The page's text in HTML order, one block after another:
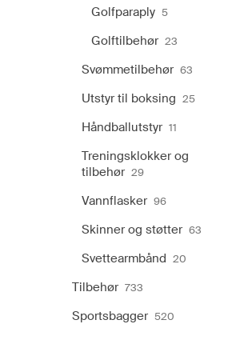
Golfparaply 5
Golftilbehør 23
Svømmetilbehør 63
Utstyr til boksing 25
Håndballutstyr 11
Treningsklokker og
tilbehør 29
Vannflasker 96
Skinner og støtter 63
Svettearmbånd 20
Tilbehør 733
Sportsbagger 520